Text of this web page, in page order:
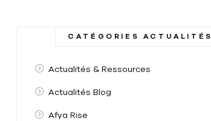
CATÉGORIES ACTUALITÉS
Actualités & Ressources
Actualités Blog
Afya Rise